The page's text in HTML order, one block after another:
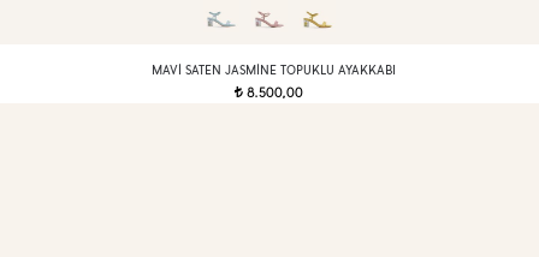
MAVI SATEN JASMINE TOPUKLU AYAKKABI
t8.500,00